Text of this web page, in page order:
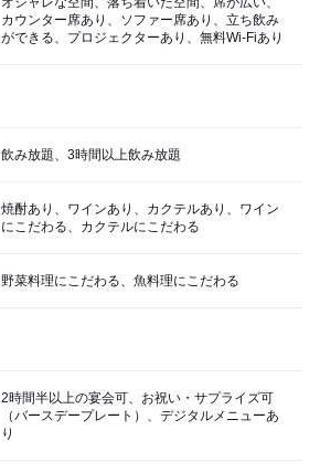
カウンター席あり、ソファー席あり、立ち飲み
ができる、プロジェクターあり、無料Wi-Fiあり
飲み放題、3時間以上飲み放題
焼酎あり、ワインあり、カクテルあり、ワイン
にこだわる、カクテルにこだわる
野菜料理にこだわる、魚料理にこだわる
2時間半以上の宴会可、お祝い・サプライズ可
（バースデープレート）、デジタルメニューあ
り